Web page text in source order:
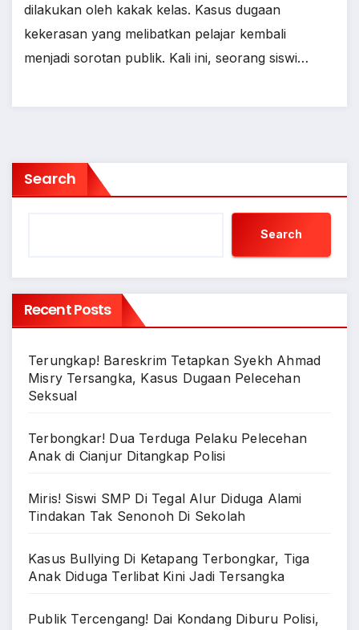
dilakukan oleh kakak kelas. Kasus dugaan
kekerasan yang melibatkan pelajar kembali
menjadi sorotan publik. Kali ini, seorang siswi…
Search
Search
Recent Posts
Terungkap! Bareskrim Tetapkan Syekh Ahmad
Misry Tersangka, Kasus Dugaan Pelecehan
Seksual
Terbongkar! Dua Terduga Pelaku Pelecehan
Anak di Cianjur Ditangkap Polisi
Miris! Siswi SMP Di Tegal Alur Diduga Alami
Tindakan Tak Senonoh Di Sekolah
Kasus Bullying Di Ketapang Terbongkar, Tiga
Anak Diduga Terlibat Kini Jadi Tersangka
Publik Tercengang! Dai Kondang Diburu Polisi,